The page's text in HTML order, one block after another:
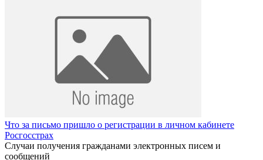
Что за письмо пришло о регистрации в личном кабинете
Росгосстрах
Случаи получения гражданами электронных писем и
сообщений